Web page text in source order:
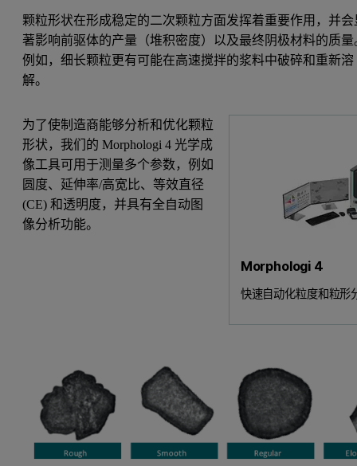
颗粒形状在形成稳定的二次颗粒方面发挥着重要作用，并会
著影响前驱体的产量（堆积密度）以及最终阴极材料的质量
例如，细长颗粒更有可能在高速搅拌的浆料中破碎和重新溶
解。
Morphologi 4
快速自动化粒度和粒形
为了使制造商能够分析和优化颗粒
形状，我们的 Morphologi 4 光学成
像工具可用于测量多个参数，例如
圆度、延伸率/高宽比、等效直径
(CE) 和透明度，并具有全自动图
像分析功能。